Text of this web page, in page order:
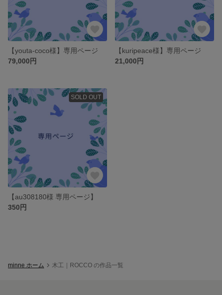
【youta-coco様】専用ページ
79,000円
【kuripeace様】専用ページ
21,000円
SOLD OUT
【au308180様 専用ページ】
350円
minne ホーム 木工｜ROCCO の作品一覧